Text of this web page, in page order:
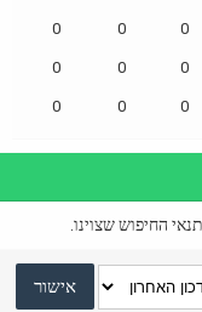
0
0
0
0
0
0
0
0
0
החיפוש שצוינו.